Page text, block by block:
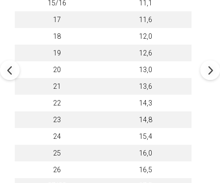
15/16 11,1
17 11,6
18 12,0
19 12,6
20 13,0
21 13,6
22 14,3
23 14,8
24 15,4
25 16,0
26 16,5